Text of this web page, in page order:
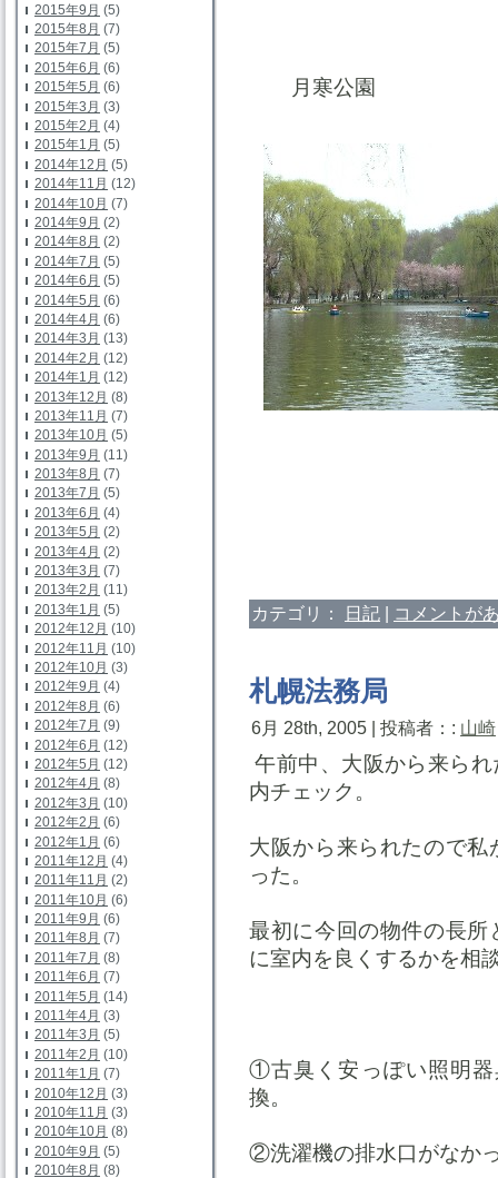
2015年9月 (5)
2015年8月 (7)
2015年7月 (5)
2015年6月 (6)
2015年5月 (6)
2015年3月 (3)
2015年2月 (4)
2015年1月 (5)
2014年12月 (5)
2014年11月 (12)
2014年10月 (7)
2014年9月 (2)
2014年8月 (2)
2014年7月 (5)
2014年6月 (5)
2014年5月 (6)
2014年4月 (6)
2014年3月 (13)
2014年2月 (12)
2014年1月 (12)
2013年12月 (8)
2013年11月 (7)
2013年10月 (5)
2013年9月 (11)
2013年8月 (7)
2013年7月 (5)
2013年6月 (4)
2013年5月 (2)
2013年4月 (2)
2013年3月 (7)
2013年2月 (11)
2013年1月 (5)
2012年12月 (10)
2012年11月 (10)
2012年10月 (3)
2012年9月 (4)
2012年8月 (6)
2012年7月 (9)
2012年6月 (12)
2012年5月 (12)
2012年4月 (8)
2012年3月 (10)
2012年2月 (6)
2012年1月 (6)
2011年12月 (4)
2011年11月 (2)
2011年10月 (6)
2011年9月 (6)
2011年8月 (7)
2011年7月 (8)
2011年6月 (7)
2011年5月 (14)
2011年4月 (3)
2011年3月 (5)
2011年2月 (10)
2011年1月 (7)
2010年12月 (3)
2010年11月 (3)
2010年10月 (8)
2010年9月 (5)
2010年8月 (8)
月寒公園
カテゴリ： 日記 | コメントが
札幌法務局
6月 28th, 2005 | 投稿者：: 山崎
午前中、大阪から来ら
内チェック。
大阪から来られたので
った。
最初に今回の物件の長
に室内を良くするかを相
①古臭く安っぽい照明
換。
②洗濯機の排水口がなか